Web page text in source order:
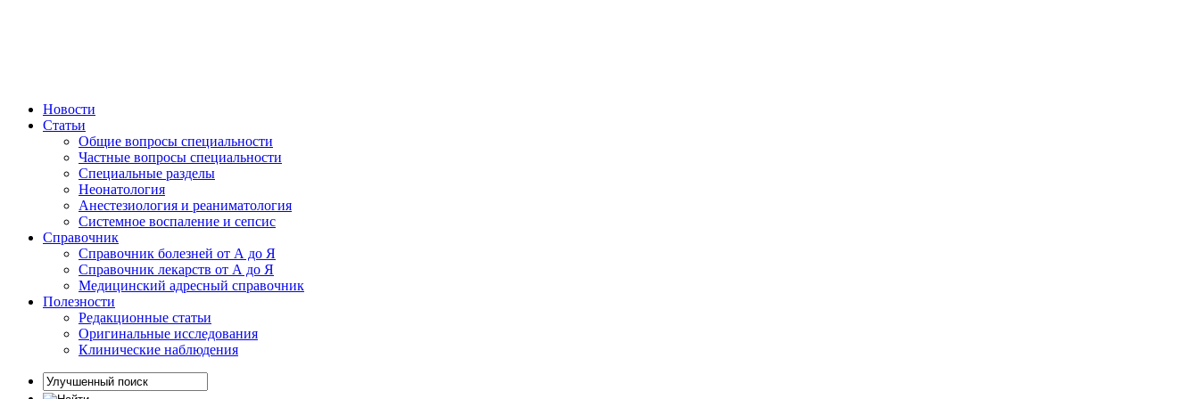
Новости
Статьи
Общие вопросы специальности
Частные вопросы специальности
Специальные разделы
Неонатология
Анестезиология и реаниматология
Системное воспаление и сепсис
Справочник
Справочник болезней от А до Я
Справочник лекарств от А до Я
Медицинский адресный справочник
Полезности
Редакционные статьи
Оригинальные исследования
Клинические наблюдения